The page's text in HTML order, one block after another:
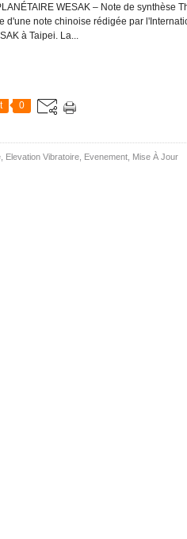
WESAK – Note de synthèse
d'une note chinoise rédigée par
à Taipei. La...
0
Elevation Vibratoire Evenement Mise À Jour